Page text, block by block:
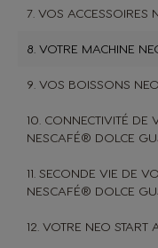
7. VOS
8. VOTRE MACHINE
9. VOS BOISSONS
10. CONNECTIVITÉ DE
NESCAFÉ® DOLCE
11. SECONDE VIE DE
NESCAFÉ® DOLCE
12. VOTRE NEO START